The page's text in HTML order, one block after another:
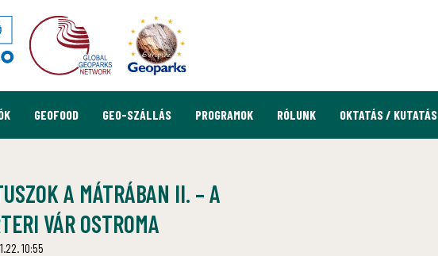
GEOFOOD GEO-SZÁLLÁS PROGRAMOK RÓLUNK OKTATÁS / KUTATÁS
A MÁTRÁBAN II. – A
VÁR OSTROMA
10:55